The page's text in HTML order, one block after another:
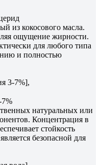
из кокосового масла.
ощущение жирности.
для любого типа
и полностью
3-7%],
натуральных или
Концентрация в
стойкость
безопасной для